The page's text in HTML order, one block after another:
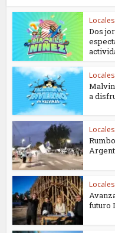
Locales
Dos
Locales
a
Locales
Locales
futuro